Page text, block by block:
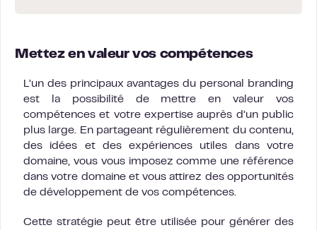
Mettez en valeur vos compétences
L’un des principaux avantages du personal branding
est la possibilité de mettre en valeur vos
compétences et votre expertise auprès d’un public
plus large. En partageant régulièrement du contenu,
des idées et des expériences utiles dans votre
domaine, vous vous imposez comme une référence
dans votre domaine et vous attirez des opportunités
de développement de vos compétences.
Cette stratégie peut être utilisée pour générer des